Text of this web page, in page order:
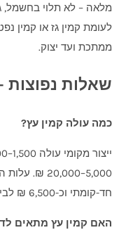
מלאה – לא תלוי בחשמל,
לעומת קמין גז או קמין
ממתכת ועד יצוק.
שאלות נפוצות
כמה עולה קמין עץ?
חד-קומתי וכ-6,500 ₪ לבית דו-קומתי.
האם קמין עץ מתאים